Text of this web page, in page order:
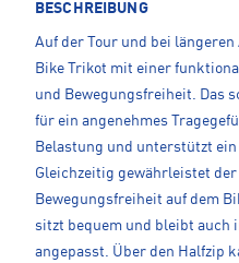
BESCHREIBUNG
Auf der Tour und bei
Bike Trikot mit einer
und Bewegungsfreiheit. Das
für ein angenehmes
Belastung und unterstützt
Gleichzeitig gewährleistet
Bewegungsfreiheit auf dem
sitzt bequem und bleibt auch
angepasst. Über den Halfzip